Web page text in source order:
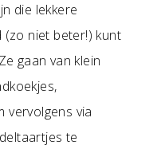
die lekkere
(zo niet beter!) kunt
gaan van klein
vervolgens via
te